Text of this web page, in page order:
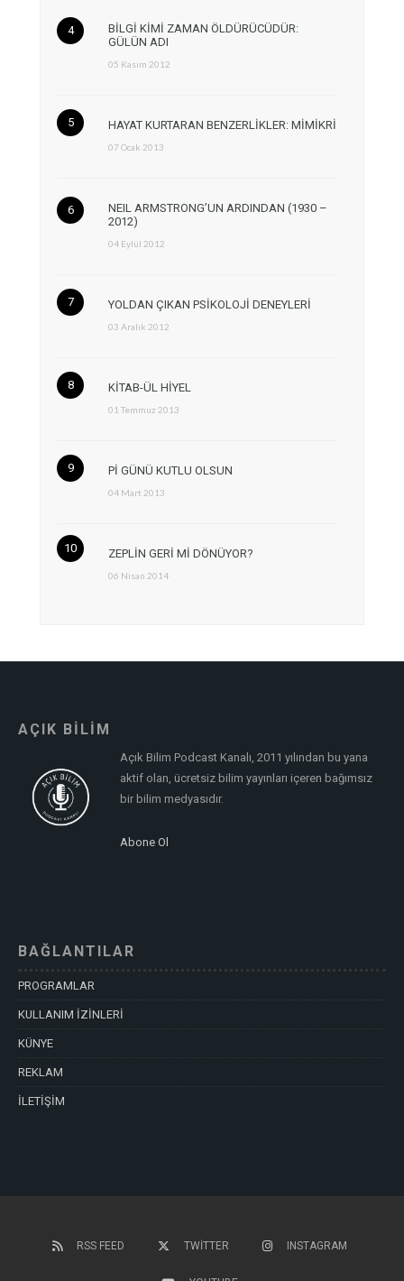
BİLGİ KİMİ ZAMAN ÖLDÜRÜCÜDÜR:
GÜLÜN ADI
05 Kasım 2012
HAYAT KURTARAN BENZERLİKLER: MİMİKRİ
07 Ocak 2013
NEIL ARMSTRONG’UN ARDINDAN (1930 –
2012)
04 Eylül 2012
YOLDAN ÇIKAN PSİKOLOJİ DENEYLERİ
03 Aralık 2012
KİTAB-ÜL HİYEL
01 Temmuz 2013
Pİ GÜNÜ KUTLU OLSUN
04 Mart 2013
ZEPLİN GERİ Mİ DÖNÜYOR?
06 Nisan 2014
AÇIK BİLİM
Açık Bilim Podcast Kanalı, 2011 yılından bu yana
aktif olan, ücretsiz bilim yayınları içeren bağımsız
bir bilim medyasıdır.
Abone Ol
BAĞLANTILAR
PROGRAMLAR
KULLANIM İZİNLERİ
KÜNYE
REKLAM
İLETİŞİM
RSS FEED TWITTER INSTAGRAM